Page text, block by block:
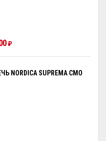
₽
SUPREMA CMO